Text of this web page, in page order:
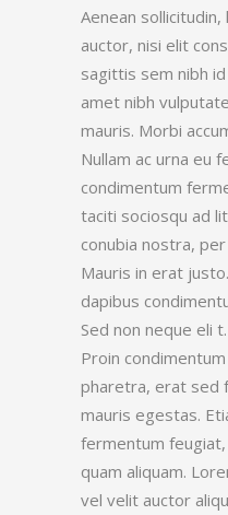
Aenean
auctor, nisi elit
sagittis sem nibh
amet nibh
mauris. Morbi
Nullam ac urna eu
condimentum
taciti sociosqu ad
conubia nostra,
Mauris in erat
dapibus
Sed non neque eli
Proin
pharetra, erat sed
mauris egestas.
fermentum
quam aliquam.
vel velit auctor